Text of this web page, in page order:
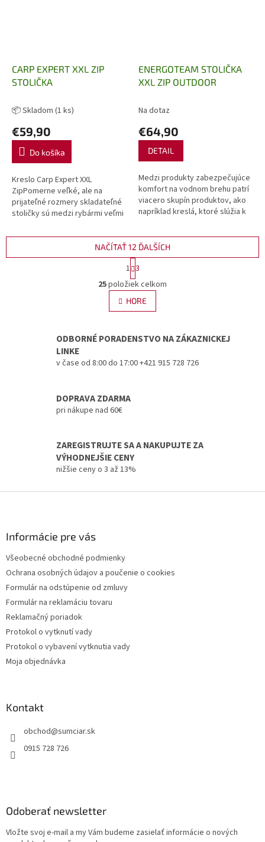
CARP EXPERT XXL ZIP
STOLIČKA
📦 Skladom (1 ks)
€59,90
Do košíka
Kreslo Carp Expert XXL
ZipPomerne veľké, ale na
prijateľné rozmery skladateľné
stoličky sú medzi rybármi veľmi
pohodliu nemusíme obetovať
ENERGOTEAM STOLIČKA
XXL ZIP OUTDOOR
Na dotaz
€64,90
DETAIL
Medzi produkty zabezpečujúce
komfort na vodnom brehu patrí
viacero skupín produktov, ako
napríklad kreslá, ktoré slúžia k
naozajstným časom...
O
v
l
á
a
c
i
e
ý
p
i
u
NAČÍTAŤ 12 ĎALŠÍCH
t
r
á
n
k
a
i
1 3
25položiek celkom
HORE
ODBORNÉ PORADENSTVO NA ZÁKAZNICKEJ
LINKE
v čase od 8:00 do 17:00 +421 915 728 726
DOPRAVA ZDARMA
pri nákupe nad 60€
ZAREGISTRUJTE SA A NAKUPUJTE ZA
VÝHODNEJŠIE CENY
nižšie ceny o 3 až 13%
Informácie pre vás
Všeobecné obchodné podmienky
Ochrana osobných údajov a poučenie o cookies
Formulár na odstúpenie od zmluvy
Formulár na reklamáciu tovaru
Reklamačný poriadok
Protokol o vytknutí vady
Protokol o vybavení vytknutia vady
Moja objednávka
Kontakt
obchod@sumciar.sk
0915 728 726
Odoberať newsletter
Vložte svoj e-mail a my Vám budeme zasielať informácie o nových